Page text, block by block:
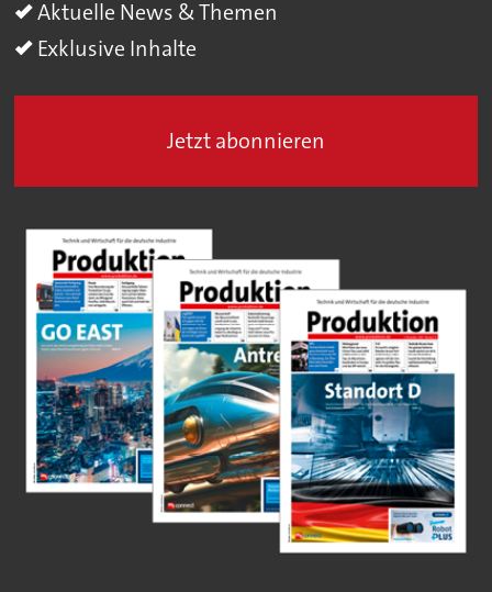
Aktuelle News & Themen
Exklusive Inhalte
Jetzt abonnieren